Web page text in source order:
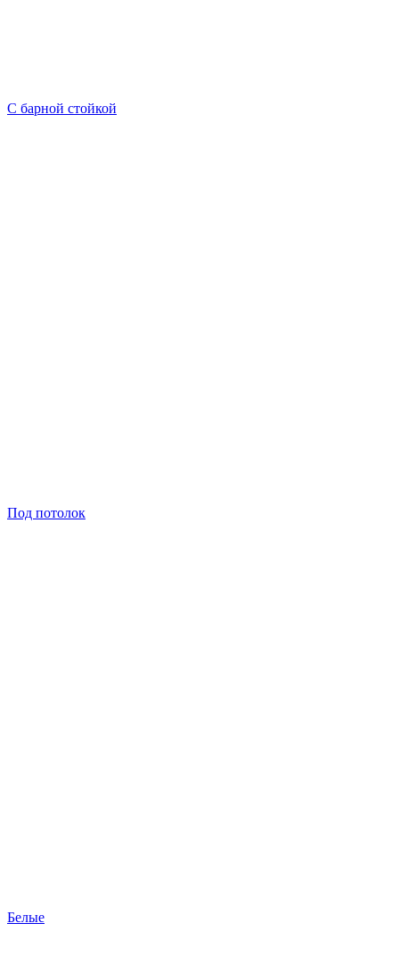
С барной стойкой
Под потолок
Белые